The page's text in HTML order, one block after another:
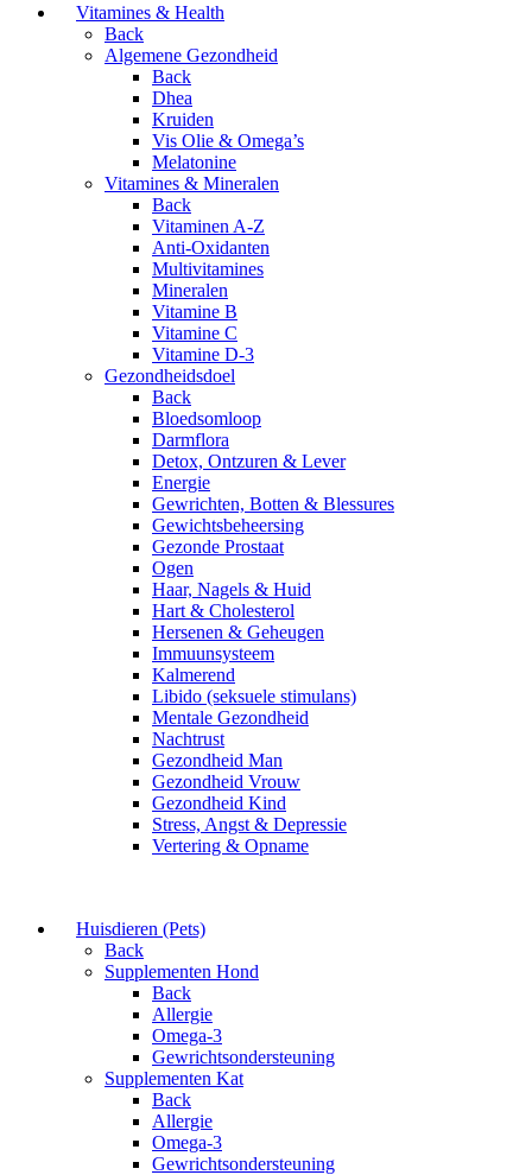
Vitamines & Health
Back
Algemene Gezondheid
Back
Dhea
Kruiden
Vis Olie & Omega’s
Melatonine
Vitamines & Mineralen
Back
Vitaminen A-Z
Anti-Oxidanten
Multivitamines
Mineralen
Vitamine B
Vitamine C
Vitamine D-3
Gezondheidsdoel
Back
Bloedsomloop
Darmflora
Detox, Ontzuren & Lever
Energie
Gewrichten, Botten & Blessures
Gewichtsbeheersing
Gezonde Prostaat
Ogen
Haar, Nagels & Huid
Hart & Cholesterol
Hersenen & Geheugen
Immuunsysteem
Kalmerend
Libido (seksuele stimulans)
Mentale Gezondheid
Nachtrust
Gezondheid Man
Gezondheid Vrouw
Gezondheid Kind
Stress, Angst & Depressie
Vertering & Opname
Huisdieren (Pets)
Back
Supplementen Hond
Back
Allergie
Omega-3
Gewrichtsondersteuning
Supplementen Kat
Back
Allergie
Omega-3
Gewrichtsondersteuning